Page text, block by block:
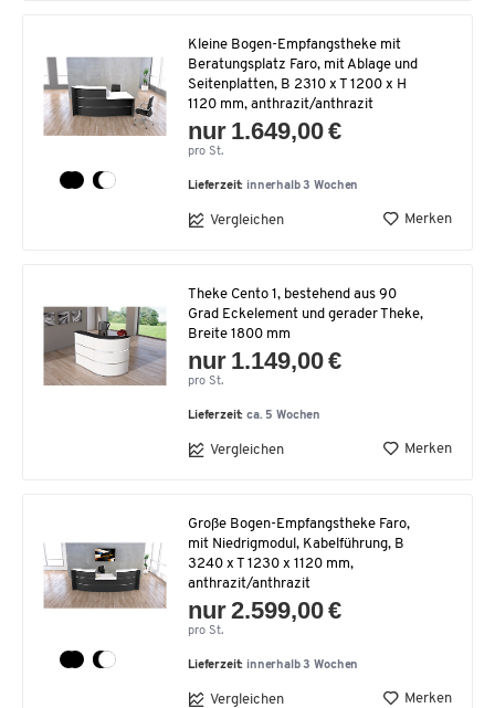
Kleine Bogen-Empfangstheke mit
Beratungsplatz Faro, mit Ablage und
Seitenplatten, B 2310 x T 1200 x H
1120 mm, anthrazit/anthrazit
nur 1.649,00 €
pro St.
Lieferzeit: innerhalb 3 Wochen
Vergleichen Merken
Theke Cento 1, bestehend aus 90
Grad Eckelement und gerader Theke,
Breite 1800 mm
nur 1.149,00 €
pro St.
Lieferzeit:ca. 5 Wochen
Vergleichen Merken
Große Bogen-Empfangstheke Faro,
mit Niedrigmodul, Kabelführung, B
3240 x T 1230 x 1120 mm,
anthrazit/anthrazit
nur 2.599,00 €
pro St.
Lieferzeit: innerhalb 3 Wochen
Vergleichen Merken